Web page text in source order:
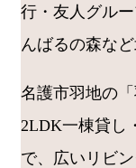
行・友人グル
んばるの森な
名護市羽地の
2LDK一棟貸し
で、広いリビ